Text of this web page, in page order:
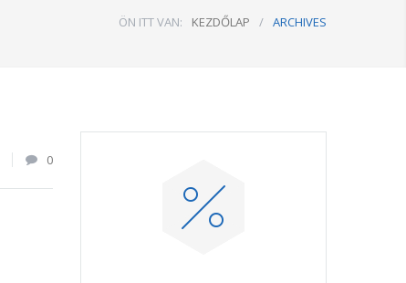
ÖN ITT VAN: KEZDŐLAP / ARCHIVES
0